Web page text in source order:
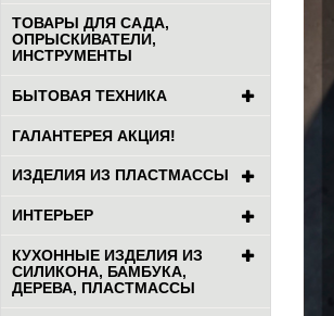
ТОВАРЫ ДЛЯ САДА,
ОПРЫСКИВАТЕЛИ,
ИНСТРУМЕНТЫ
БЫТОВАЯ ТЕХНИКА
ГАЛАНТЕРЕЯ АКЦИЯ!
ИЗДЕЛИЯ ИЗ ПЛАСТМАССЫ
ИНТЕРЬЕР
КУХОННЫЕ ИЗДЕЛИЯ ИЗ
СИЛИКОНА, БАМБУКА,
ДЕРЕВА, ПЛАСТМАССЫ